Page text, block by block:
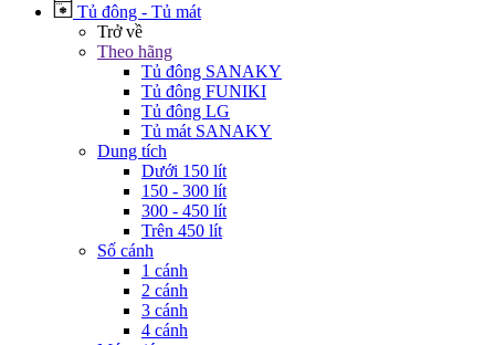
Tủ đông - Tủ mát
Trở về
Theo hãng
Tủ đông SANAKY
Tủ đông FUNIKI
Tủ đông LG
Tủ mát SANAKY
Dung tích
Dưới 150 lít
150 - 300 lít
300 - 450 lít
Trên 450 lít
Số cánh
1 cánh
2 cánh
3 cánh
4 cánh